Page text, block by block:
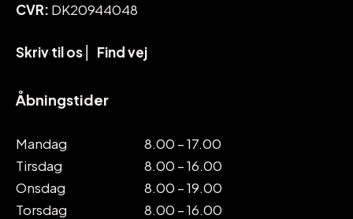
CVR: DK20944048
Skriv til os Find vej
Åbningstider
Mandag
8.00 – 17.00
Tirsdag
8.00 – 16.00
Onsdag
8.00 – 19.00
Torsdag
8.00 – 16.00